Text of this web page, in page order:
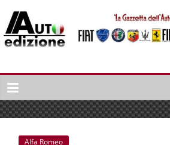
naar
inhoud
Auto
Edizione
La
Gazetta
dell'Automobile
Alfa Romeo